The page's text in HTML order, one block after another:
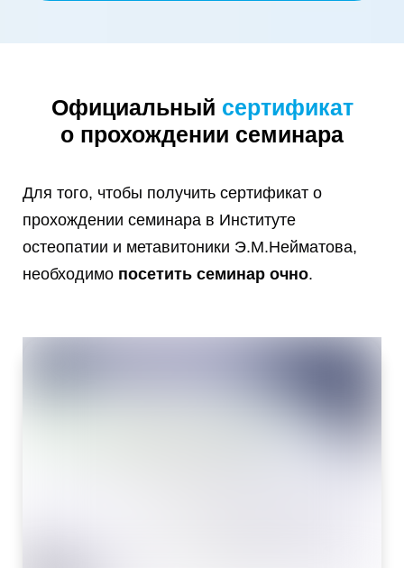
Официальный сертификат
о прохождении семинара
Для того, чтобы получить сертификат о
прохождении семинара в Институте
остеопатии и метавитоники Э.М.Нейматова,
необходимо посетить семинар очно.